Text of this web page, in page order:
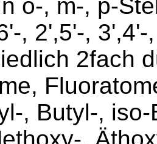
o-, m-, p-
, 2',5'-,
2fach
, Butyl-,
,